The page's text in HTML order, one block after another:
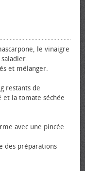
le vinaigre
et mélanger.
restants de
la tomate séchée
avec une pincée
des préparations